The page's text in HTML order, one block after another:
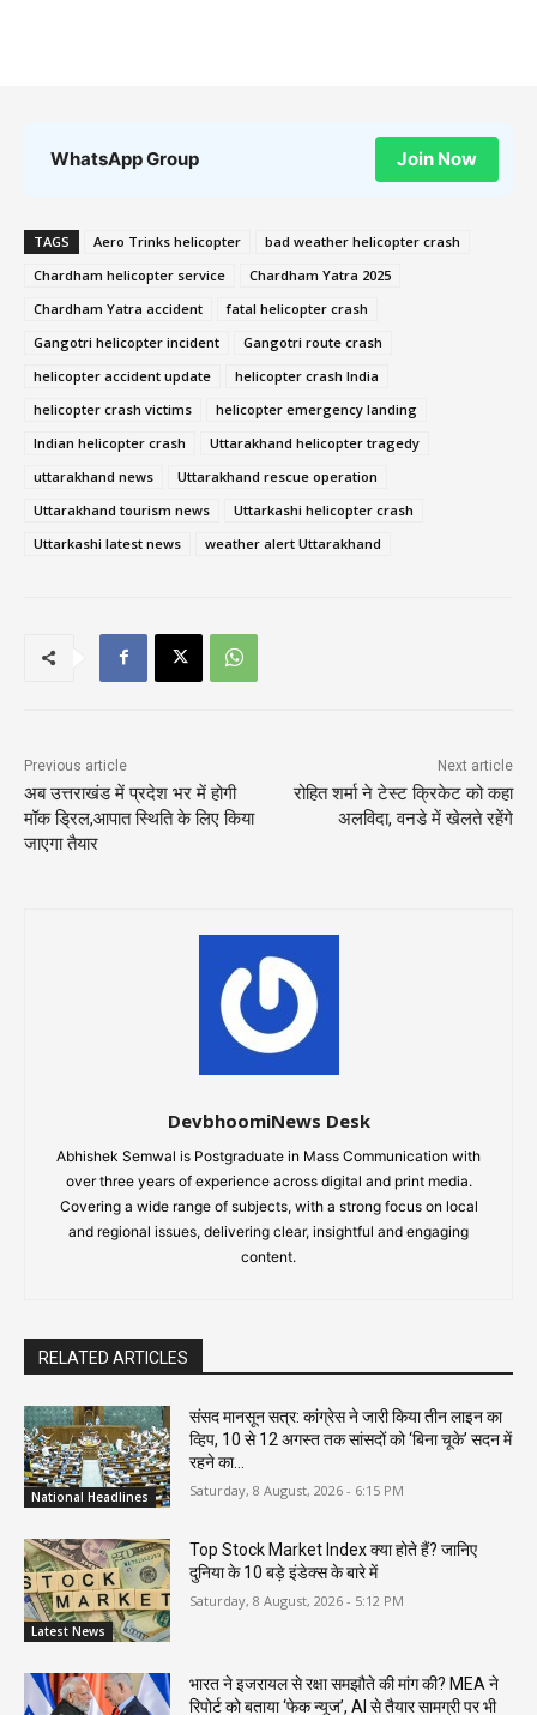
WhatsApp Group Join Now
TAGS Aero Trinks helicopter
bad weather helicopter crash
Chardham helicopter service
Chardham Yatra 2025
Chardham Yatra accident
fatal helicopter crash
Gangotri helicopter incident
Gangotri route crash
helicopter accident update
helicopter crash India
helicopter crash victims
helicopter emergency landing
Indian helicopter crash
Uttarakhand helicopter tragedy
uttarakhand news
Uttarakhand rescue operation
Uttarakhand tourism news
Uttarkashi helicopter crash
Uttarkashi latest news
weather alert Uttarakhand
Previous article
अब उत्तराखंड में प्रदेश भर में होगी
मॉक ड्रिल,आपात स्थिति के लिए किया
जाएगा तैयार
Next article
रोहित शर्मा ने टेस्ट क्रिकेट को कहा
अलविदा, वनडे में खेलते रहेंगे
DevbhoomiNews Desk
Abhishek Semwal is Postgraduate in Mass Communication with
over three years of experience across digital and print media.
Covering a wide range of subjects, with a strong focus on local
and regional issues, delivering clear, insightful and engaging
content.
RELATED ARTICLES
National Headlines
संसद मानसून सत्र: कांग्रेस ने जारी किया तीन लाइन का
व्हिप, 10 से 12 अगस्त तक सांसदों को ‘बिना चूके’ सदन में
रहने का...
Saturday, 8 August, 2026 - 6:15 PM
Latest News
Top Stock Market Index क्या होते हैं? जानिए
दुनिया के 10 बड़े इंडेक्स के बारे में
Saturday, 8 August, 2026 - 5:12 PM
भारत ने इजरायल से रक्षा समझौते की मांग की? MEA ने
रिपोर्ट को बताया ‘फेक न्यूज’, AI से तैयार सामग्री पर भी